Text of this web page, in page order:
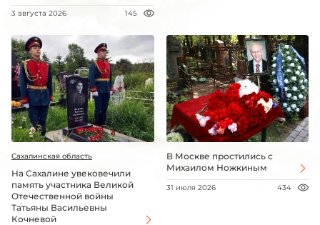
3 августа 2026 145
Сахалинская область
На Сахалине увековечили
память участника Великой
Отечественной войны
Татьяны Васильевны
Кочневой
В Москве простились с
Михаилом Ножкиным
31 июля 2026 434